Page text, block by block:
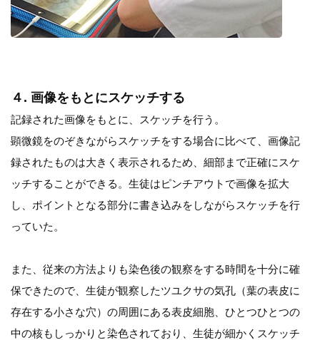
４. 画像をもとにスケッチする
記録された画像をもとに、スケッチを行う。
顕微鏡をのぞきながらスケッチをする場合に比べて、画像記
録されたものは大きく表示されるため、細部まで正確にスケ
ッチすることができる。生徒はピンチアウトで画像を拡大
し、ポイントとなる部分に書き込みをしながらスケッチを行
っていた。
また、従来の方法よりも染色後の観察をする時間を十分に確
保できたので、生徒が観察したツユクサの気孔（葉の表皮に
存在する小さな穴）の周囲にある表皮細胞、ひとつひとつの
中の核もしっかりと染色されており、生徒が細かくスケッチ